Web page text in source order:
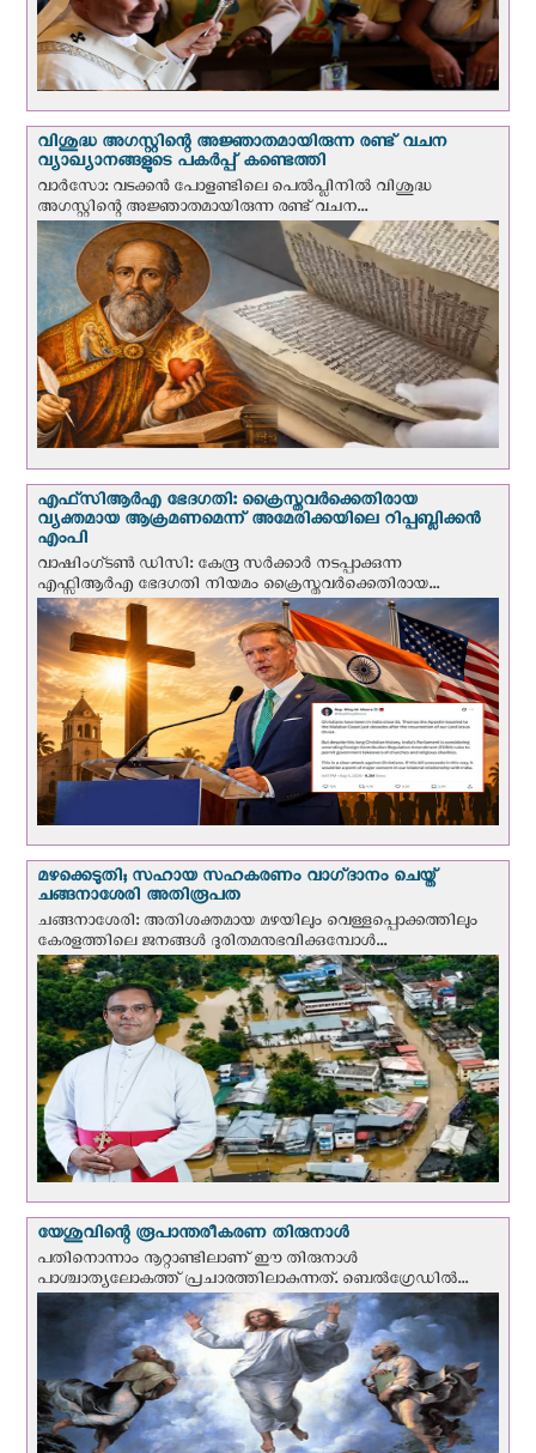
വിശുദ്ധ അഗസ്റ്റിന്റെ അജ്ഞാതമായിരുന്ന രണ്ട് വചന
വ്യാഖ്യാനങ്ങളുടെ പകര്‍പ്പ് കണ്ടെത്തി
വാര്‍സോ: വടക്കൻ പോളണ്ടിലെ പെൽപ്ലിനില്‍ വിശുദ്ധ
അഗസ്റ്റിന്റെ അജ്ഞാതമായിരുന്ന രണ്ട് വചന...
എഫ്‌സി‌ആര്‍‌എ ഭേദഗതി: ക്രൈസ്തവർക്കെതിരായ
വ്യക്തമായ ആക്രമണമെന്ന് അമേരിക്കയിലെ റിപ്പബ്ലിക്കൻ
എംപി
വാഷിംഗ്ടണ്‍ ഡി‌സി: കേന്ദ്ര സർക്കാർ നടപ്പാക്കുന്ന
എഫ്സിആർഎ ഭേദഗതി നിയമം ക്രൈസ്തവർക്കെതിരായ...
മഴക്കെടുതി; സഹായ സഹകരണം വാഗ്‌ദാനം ചെയ്ത്
ചങ്ങനാശേരി അതിരൂപത
ചങ്ങനാശേരി: അതിശക്തമായ മഴയിലും വെള്ളപ്പൊക്കത്തിലും
കേരളത്തിലെ ജനങ്ങൾ ദുരിതമനുഭവിക്കുമ്പോൾ...
യേശുവിന്റെ രൂപാന്തരീകരണ തിരുനാള്‍
പതിനൊന്നാം നൂറ്റാണ്ടിലാണ് ഈ തിരുനാള്‍
പാശ്ചാത്യലോകത്ത് പ്രചാരത്തിലാകുന്നത്. ബെല്‍ഗ്രേഡില്‍...